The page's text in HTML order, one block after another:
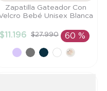
Talla
AÑADIR AL
CARRITO
Zapatilla Gateador Con
Bebé Unisex Blanca
$11 .196 $27.990 60 %